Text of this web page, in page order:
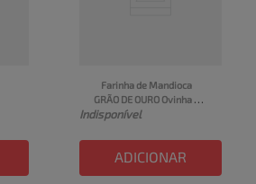
Farinha de Mandioca
GRÃO DE OURO Ovinha
Pacote 1kg
Indisponível
ADICIONAR